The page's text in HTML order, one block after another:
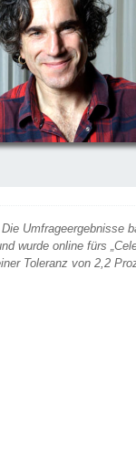
Die Umfrageergebnisse
wurde online fürs
Toleranz von 2,2